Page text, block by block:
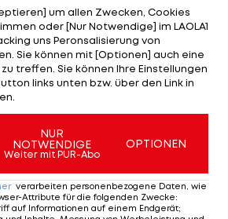
meldete sich Ferdinand plötzlich
Männerbrüste wieder in den
"Einer von uns benimmt sich in
wie ein riesiges A******** … und
England
um allen Zwecken, Cookies
oder [Nur Notwendige] im LAOLA1
uns Peronsalisierung von
Sie können mit [Optionen] auch eine
treffen. Sie können Ihre Einstellungen
links unten bzw. über den Link in
NUR
NOTWENDIGE
Weiter mit PUR-Abo
OPTIONEN
verarbeiten personenbezogene Daten, wie
Attribute für die folgenden Zwecke:
auf Informationen auf einem Endgerät;